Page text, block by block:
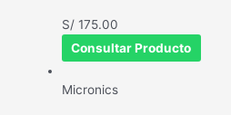
S/ 175.00
Consultar Producto
Micronics